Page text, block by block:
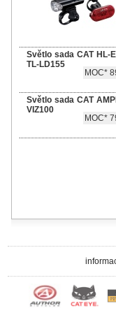
Světlo sada CAT HL-
TL-LD155
MOC*
Světlo sada CAT
VIZ100
MOC*